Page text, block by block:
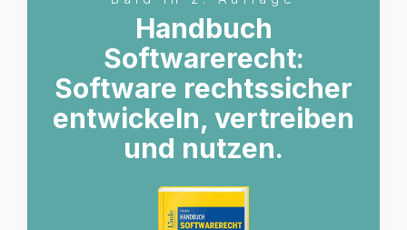
Handbuch
Softwarerecht:
Software rechtssicher
entwickeln, vertreiben
und nutzen.